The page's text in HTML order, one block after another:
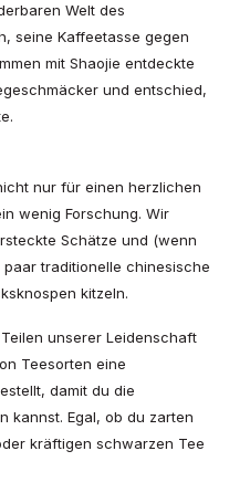
Welt des
seine Kaffeetasse gegen
mit Shaojie entdeckte
und entschied,
nur für einen herzlichen
wenig Forschung. Wir
Schätze und (wenn
traditionelle chinesische
kitzeln.
unserer Leidenschaft
Teesorten eine
damit du die
kannst. Egal, ob du zarten
kräftigen schwarzen Tee